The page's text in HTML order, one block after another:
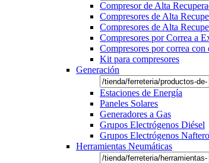
Compresor de Alta
Compresores de Alta
Compresores de Alta
Compresores por Correa a
Compresores por correa con
Kit para compresores
Generación
Estaciones de Energía
Paneles Solares
Generadores a Gas
Grupos Electrógenos Diésel
Grupos Electrógenos
Herramientas Neumáticas